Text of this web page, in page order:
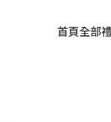
首頁全部